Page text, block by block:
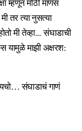
म्हणून मोठी माणसं
तर त्या नुसत्या
मी तेव्हा... संघाडाची
यामुळे माझी अक्षरश:
संघाडाचं गाणं